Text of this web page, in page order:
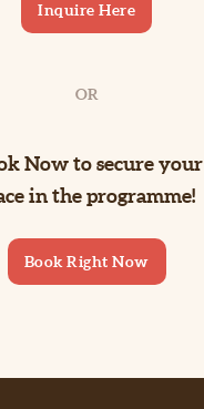
Inquire Here
OR
Now to secure your
in the programme!
Book Right Now